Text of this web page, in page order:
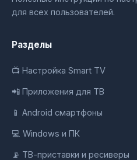
для всех пользователей.
Разделы
📺 Настройка Smart TV
📲 Приложения для ТВ
📱 Android смартфоны
💻 Windows и ПК
📡 ТВ-приставки и ресиверы